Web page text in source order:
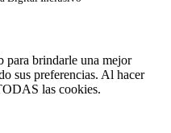
para brindarle una mejor
sus preferencias. Al hacer
las cookies.